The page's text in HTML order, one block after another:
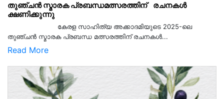
തുഞ്ചൻ സ്മാരക പ്രബന്ധമത്സരത്തിന് രചനകൾ
ക്ഷണിക്കുന്നു
കേരള സാഹിത്യ അക്കാദമിയുടെ 2025-ലെ
തുഞ്ചൻ സ്മാരക പ്രബന്ധ മത്സരത്തിന് രചനകൾ...
Read More